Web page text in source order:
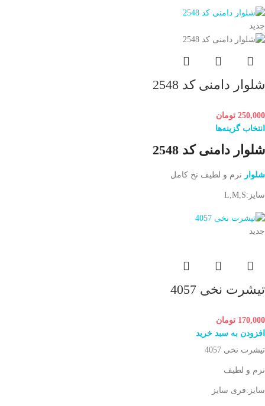
جدید
شلوار دامنی کد 2548
250,000 تومان
انتخاب گزینه‌ها
شلوار دامنی کد 2548
شلوار نرم و لطیف نخ کامل
سایز:L,M,S
جدید
تیشرت نخی 4057
170,000 تومان
افزودن به سبد خرید
تیشرت نخی 4057
نرم و لطیف
سایز:فری سایز